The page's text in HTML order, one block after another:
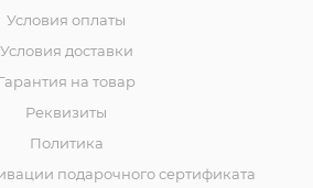
Условия оплаты
Условия доставки
на товар
Реквизиты
Политика
подарочного сертификата